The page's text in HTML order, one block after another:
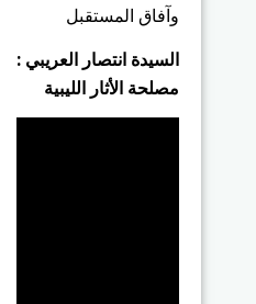
وآفاق المستقبل
السيدة انتصار العريبي :
مصلحة الأثار الليبية